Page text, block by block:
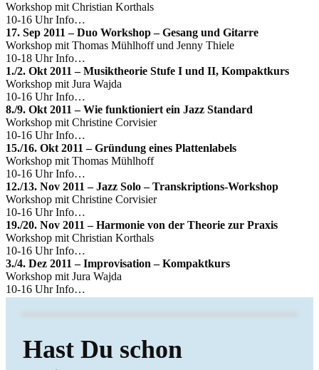
Workshop mit Christian Korthals
10-16 Uhr Info…
17. Sep 2011 – Duo Workshop – Gesang und Gitarre
Workshop mit Thomas Mühlhoff und Jenny Thiele
10-18 Uhr Info…
1./2. Okt 2011 – Musiktheorie Stufe I und II, Kompaktkurs
Workshop mit Jura Wajda
10-16 Uhr Info…
8./9. Okt 2011 – Wie funktioniert ein Jazz Standard
Workshop mit Christine Corvisier
10-16 Uhr Info…
15./16. Okt 2011 – Gründung eines Plattenlabels
Workshop mit Thomas Mühlhoff
10-16 Uhr Info…
12./13. Nov 2011 – Jazz Solo – Transkriptions-Workshop
Workshop mit Christine Corvisier
10-16 Uhr Info…
19./20. Nov 2011 – Harmonie von der Theorie zur Praxis
Workshop mit Christian Korthals
10-16 Uhr Info…
3./4. Dez 2011 – Improvisation – Kompaktkurs
Workshop mit Jura Wajda
10-16 Uhr Info…
Hast Du schon